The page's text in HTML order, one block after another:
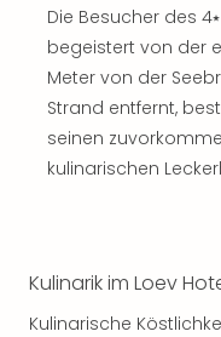
Die Besucher des
begeistert von der
Meter von der
Strand entfernt,
seinen
kulinarischen
Kulinarik im Loev
Kulinarische